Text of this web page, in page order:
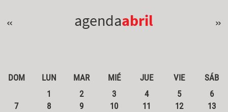
« agendaabril »
DOM LUN MAR MIÉ JUE VIE
SÁB
1
2 3 4 5
6
7
8 9 10 11 12
13